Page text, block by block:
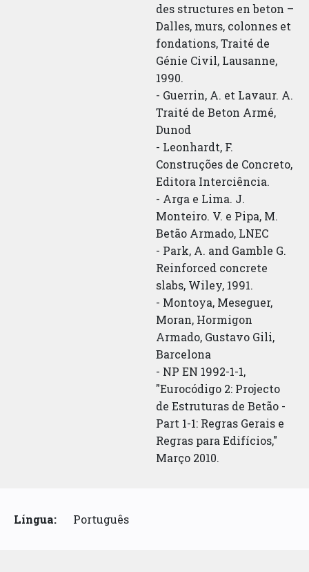
des structures en beton –
Dalles, murs, colonnes et
fondations, Traité de
Génie Civil, Lausanne,
1990.
- Guerrin, A. et Lavaur. A.
Traité de Beton Armé,
Dunod
- Leonhardt, F.
Construções de Concreto,
Editora Interciência.
- Arga e Lima. J.
Monteiro. V. e Pipa, M.
Betão Armado, LNEC
- Park, A. and Gamble G.
Reinforced concrete
slabs, Wiley, 1991.
- Montoya, Meseguer,
Moran, Hormigon
Armado, Gustavo Gili,
Barcelona
- NP EN 1992-1-1,
"Eurocódigo 2: Projecto
de Estruturas de Betão -
Part 1-1: Regras Gerais e
Regras para Edifícios,"
Março 2010.
Língua: Português